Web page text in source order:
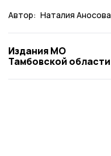
Автор: Наталия Аносова
Издания МО
Тамбовской области